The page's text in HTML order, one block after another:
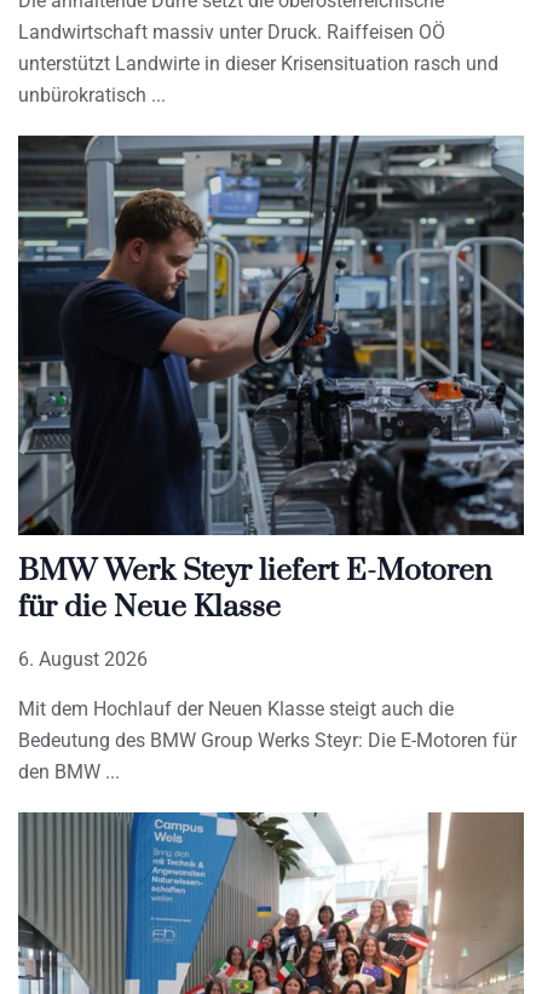
Landwirtschaft massiv unter Druck. Raiffeisen OÖ
unterstützt Landwirte in dieser Krisensituation rasch und
unbürokratisch
BMW Werk Steyr liefert E-Motoren
für die Neue Klasse
6. August 2026
Mit dem Hochlauf der Neuen Klasse steigt auch die
Bedeutung des BMW Group Werks Steyr: Die E-Motoren für
den BMW